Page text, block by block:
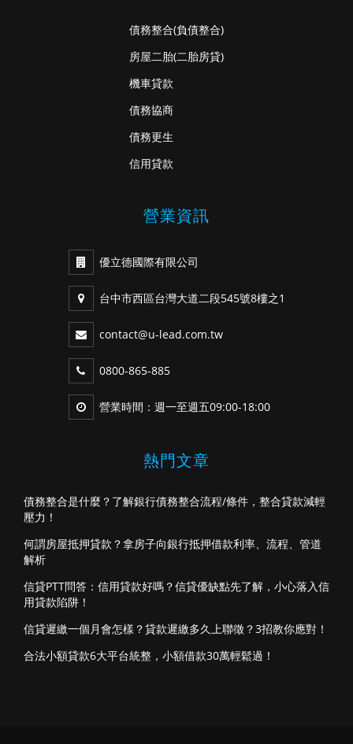
債務整合(負債整合)
房屋二胎(二胎房貸)
機車貸款
債務協商
債務更生
信用貸款
營業資訊
優立德國際有限公司
台中市西區台灣大道二段545號8樓之1
contact@u-lead.com.tw
0800-865-885
營業時間：週一至週五09:00-18:00
熱門文章
債務整合是什麼？了解銀行債務整合流程/條件，整合貸款減輕
壓力！
何謂房屋抵押貸款？拿房子向銀行抵押借款利率、流程、管道
解析
信貸PTT問答：信用貸款好嗎？信貸優缺點先了解，小心落入信
用貸款陷阱！
信貸遲繳一個月會怎樣？貸款遲繳多久上聯徵？3招教你應對！
合法小額貸款6大平台統整，小額借款30萬輕鬆過！